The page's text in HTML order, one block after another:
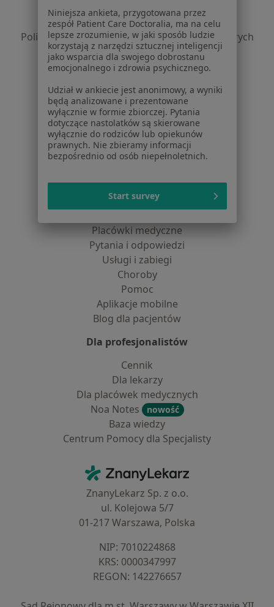
Polityka prywatności pacjentów
Polityka prywatności profesjonalistów
Polityka prywatności dla profesjonalistów, których
dane pozyskaliśmy samodzielnie
Polityka cookies
Dostępność
O nas
Praca Rekrutujemy!
Partnerzy
Centrum prasowe
Dla pacjentów
Placówki medyczne
Pytania i odpowiedzi
Usługi i zabiegi
Choroby
Pomoc
Aplikacje mobilne
Blog dla pacjentów
Dla profesjonalistów
Cennik
Dla lekarzy
Dla placówek medycznych
Noa Notes
nowość
Baza wiedzy
Centrum Pomocy dla Specjalisty
ZnanyLekarz - Strona główna
ZnanyLekarz Sp. z o.o.
ul. Kolejowa 5/7
01-217 Warszawa, Polska
NIP: ⁠7010224868
KRS: ⁠0000347997
REGON: ⁠142276657
Niniejsza ankieta, przygotowana przez
zespół Patient Care Doctoralia, ma na celu
lepsze zrozumienie, w jaki sposób ludzie
korzystają z narzędzi sztucznej inteligencji
jako wsparcia dla swojego dobrostanu
emocjonalnego i zdrowia psychicznego.
Udział w ankiecie jest anonimowy, a wyniki
będą analizowane i prezentowane
wyłącznie w formie zbiorczej. Pytania
dotyczące nastolatków są skierowane
wyłącznie do rodziców lub opiekunów
prawnych. Nie zbieramy informacji
bezpośrednio od osób niepełnoletnich.
Start survey